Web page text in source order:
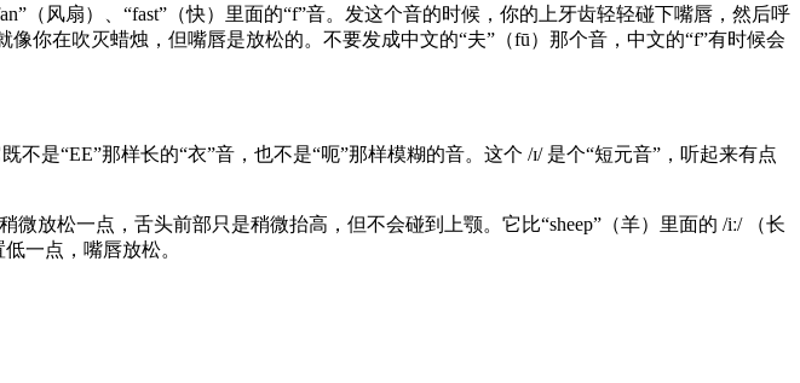
（风扇）、“fast”（快）里面的“f”音。发这个音的时候，你的上牙齿轻轻碰下嘴唇，然后呼
你在吹灭蜡烛，但嘴唇是放松的。不要发成中文的“夫”（fū）那个音，中文的“f”有时候会
是“EE”那样长的“衣”音，也不是“呃”那样模糊的音。这个 /ɪ/ 是个“短元音”，听起来有点
放松一点，舌头前部只是稍微抬高，但不会碰到上颚。它比“sheep”（羊）里面的 /iː/ （长
一点，嘴唇放松。